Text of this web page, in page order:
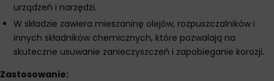
urządzeń i narzędzi.
W składzie zawiera mieszaninę olejów, rozpuszczalników i
innych składników chemicznych, które pozwalają na
skuteczne usuwanie zanieczyszczeń i zapobieganie korozji.
Zastosowanie: